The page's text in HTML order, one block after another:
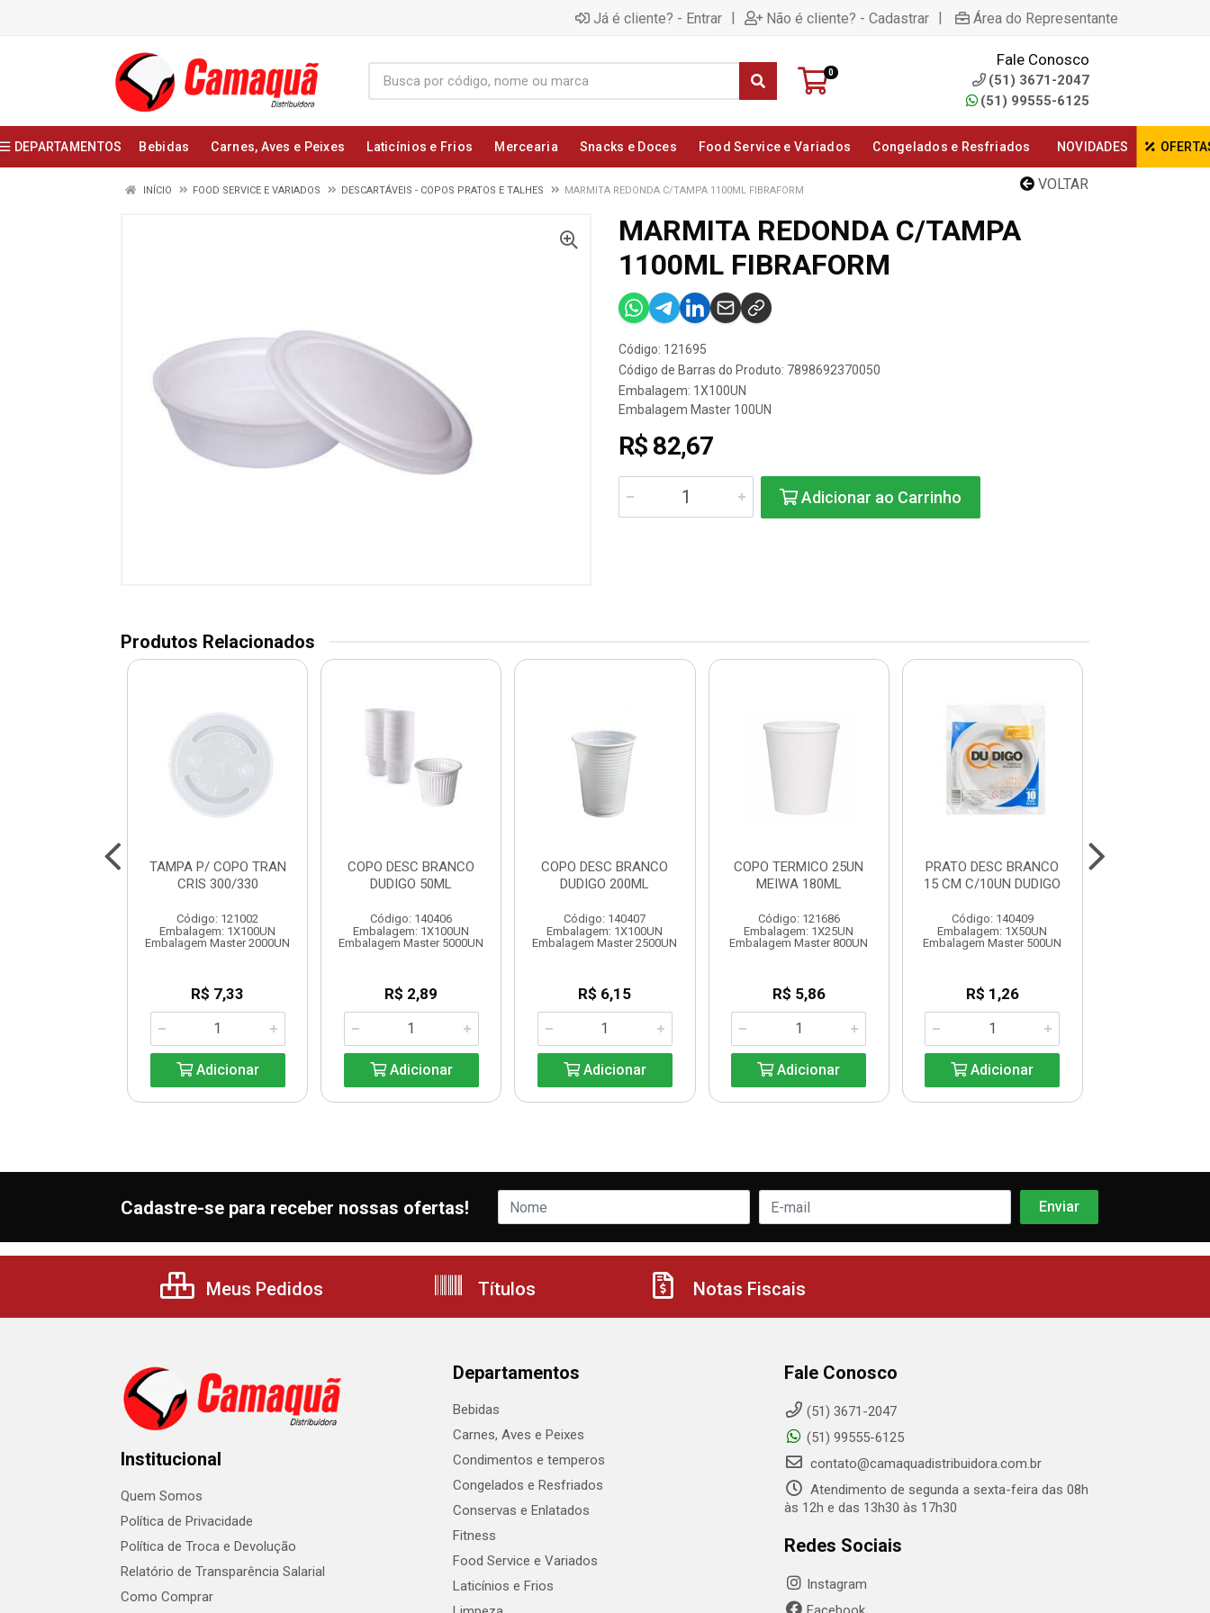
Já é cliente? - Entrar | Não é cliente? - Cadastrar | Área do Representante
0
Fale Conosco
(51) 3671-2047
(51) 99555-6125
DEPARTAMENTOS Bebidas Carnes, Aves e Peixes Laticínios e Frios Mercearia Snacks e Doces Food Service e Variados Congelados e Resfriados NOVIDADES
VOLTAR
INÍCIO FOOD SERVICE E VARIADOS DESCARTÁVEIS - COPOS PRATOS E TALHES MARMITA REDONDA C/TAMPA 1100ML FIBRAFORM
MARMITA REDONDA C/TAMPA
1100ML FIBRAFORM
Código: 121695
Código de Barras do Produto: 7898692370050
Embalagem: 1X100UN
Embalagem Master 100UN
R$ 82,67
Adicionar ao Carrinho
Produtos Relacionados
TAMPA P/ COPO TRAN
CRIS 300/330
Código: 121002
Embalagem: 1X100UN
Embalagem Master 2000UN
R$ 7,33
Adicionar
COPO DESC BRANCO
DUDIGO 50ML
Código: 140406
Embalagem: 1X100UN
Embalagem Master 5000UN
R$ 2,89
Adicionar
COPO DESC BRANCO
DUDIGO 200ML
Código: 140407
Embalagem: 1X100UN
Embalagem Master 2500UN
R$ 6,15
Adicionar
COPO TERMICO 25UN
MEIWA 180ML
Código: 121686
Embalagem: 1X25UN
Embalagem Master 800UN
R$ 5,86
Adicionar
PRATO DESC BRANCO
15 CM C/10UN DUDIGO
Código: 140409
Embalagem: 1X50UN
Embalagem Master 500UN
R$ 1,26
Adicionar
Cadastre-se para receber nossas ofertas!
Meus Pedidos Títulos Notas Fiscais
Institucional
Quem Somos
Política de Privacidade
Política de Troca e Devolução
Relatório de Transparência Salarial
Como Comprar
Departamentos
Bebidas
Carnes, Aves e Peixes
Condimentos e temperos
Congelados e Resfriados
Conservas e Enlatados
Fitness
Food Service e Variados
Laticínios e Frios
Fale Conosco
(51) 3671-2047
(51) 99555-6125
contato@camaquadistribuidora.com.br
Atendimento de segunda a sexta-feira das 08h
às 12h e das 13h30 às 17h30
Redes Sociais
Instagram